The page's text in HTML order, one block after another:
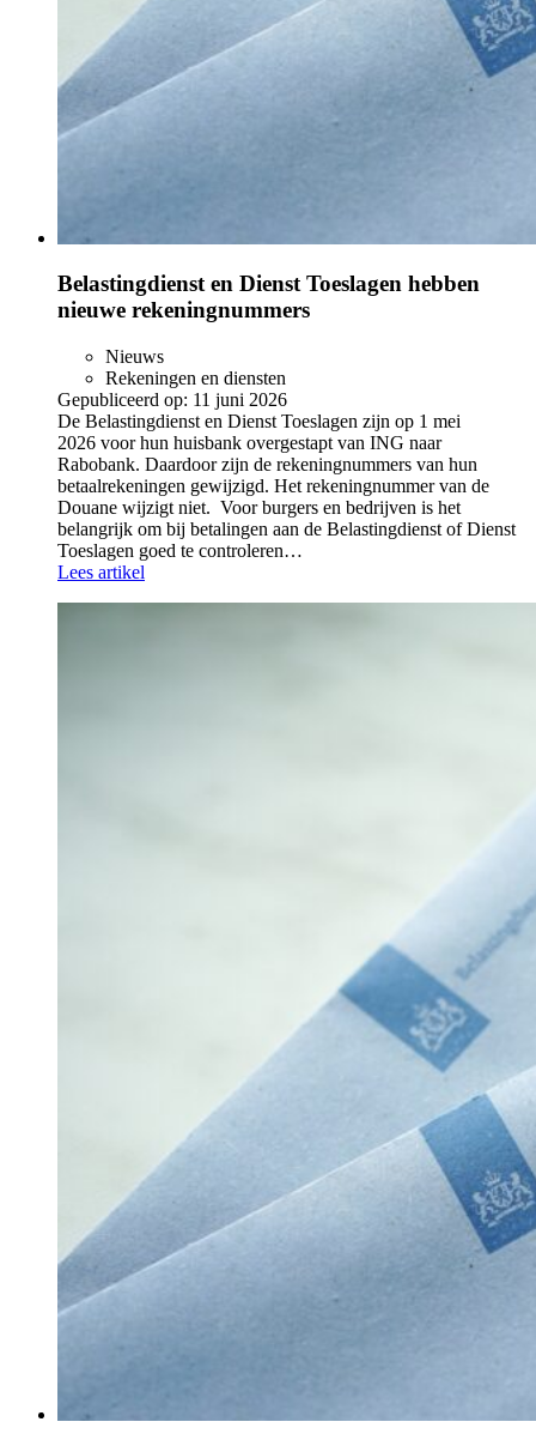
Belastingdienst en Dienst Toeslagen hebben
nieuwe rekeningnummers
Nieuws
Rekeningen en diensten
Gepubliceerd op: 11 juni 2026
De Belastingdienst en Dienst Toeslagen zijn op 1 mei
2026 voor hun huisbank overgestapt van ING naar
Rabobank. Daardoor zijn de rekeningnummers van hun
betaalrekeningen gewijzigd. Het rekeningnummer van de
Douane wijzigt niet. Voor burgers en bedrijven is het
belangrijk om bij betalingen aan de Belastingdienst of Dienst
Toeslagen goed te controleren…
Lees artikel